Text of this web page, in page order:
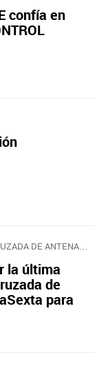
confía en
¿QUIERES VER LA ÚLTIMA TELEPROMO CRUZADA DE ANTENA 3 Y LASEXTA PARA MIXTA?
la última
de
para